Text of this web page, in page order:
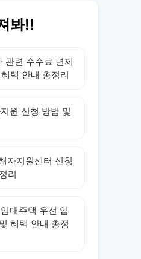
봐!!
관련 수수료 면제
택 안내 총정리
원 신청 방법 및
자지원센터 신청
리
대주택 우선 입
혜택 안내 총정